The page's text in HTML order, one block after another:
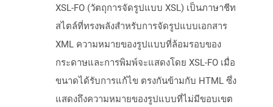
XSL-FO (วัตถุการจัดรูปแบบ XSL) เป็นภาษาชีท
สไตล์ที่ทรงพลังสำหรับการจัดรูปแบบเอกสาร
XML ความหมายของรูปแบบที่ล้อมรอบของ
กระดาษและการพิมพ์จะแสดงโดย XSL-FO เมื่อ
ขนาดได้รับการแก้ไข ตรงกันข้ามกับ HTML ซึ่ง
แสดงถึงความหมายของรูปแบบที่ไม่มีขอบเขต